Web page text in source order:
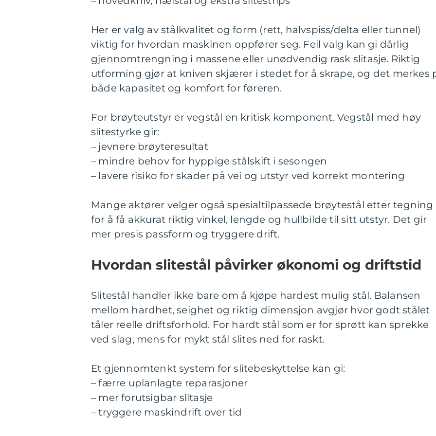
Her er valg av stålkvalitet og form (rett, halvspiss/delta eller tunnel)
viktig for hvordan maskinen oppfører seg. Feil valg kan gi dårlig
gjennomtrengning i massene eller unødvendig rask slitasje. Riktig
utforming gjør at kniven skjærer i stedet for å skrape, og det merkes
både kapasitet og komfort for føreren.
For brøyteutstyr er vegstål en kritisk komponent. Vegstål med høy
slitestyrke gir:
– jevnere brøyteresultat
– mindre behov for hyppige stålskift i sesongen
– lavere risiko for skader på vei og utstyr ved korrekt montering
Mange aktører velger også spesialtilpassede brøytestål etter tegning
for å få akkurat riktig vinkel, lengde og hullbilde til sitt utstyr. Det gir
mer presis passform og tryggere drift.
Hvordan slitestål påvirker økonomi og driftstid
Slitestål handler ikke bare om å kjøpe hardest mulig stål. Balansen
mellom hardhet, seighet og riktig dimensjon avgjør hvor godt stålet
tåler reelle driftsforhold. For hardt stål som er for sprøtt kan sprekke
ved slag, mens for mykt stål slites ned for raskt.
Et gjennomtenkt system for slitebeskyttelse kan gi:
– færre uplanlagte reparasjoner
– mer forutsigbar slitasje
– tryggere maskindrift over tid